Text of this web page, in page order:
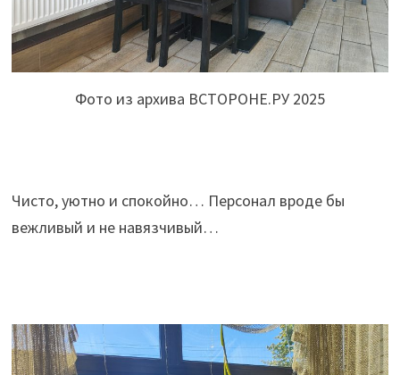
Фото из архива ВСТОРОНЕ.РУ 2025
Чисто, уютно и спокойно… Персонал вроде бы
вежливый и не навязчивый…